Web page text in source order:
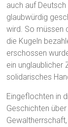
auch auf
glaubwürdig
wird. So müssen
die Kugeln
erschossen
ein unglaublicher
solidarisches
Eingeflochten in
Geschichten